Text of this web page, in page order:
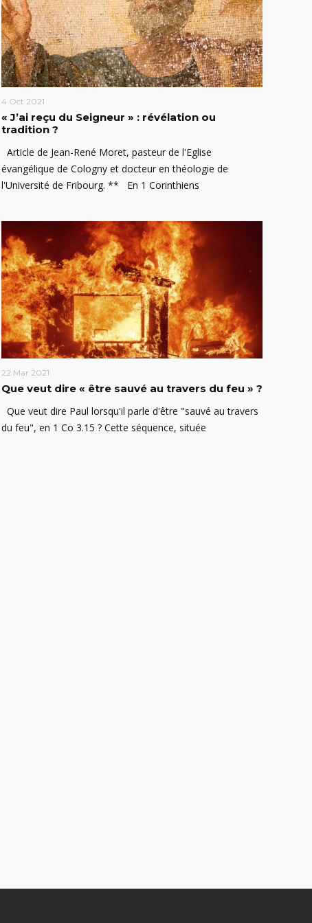
4 Oct 2021
« J’ai reçu du Seigneur » : révélation ou
tradition ?
Article de Jean-René Moret, pasteur de l'Eglise
évangélique de Cologny et docteur en théologie de
l'Université de Fribourg. ** En 1 Corinthiens
22 Mar 2021
Que veut dire « être sauvé au travers du feu » ?
Que veut dire Paul lorsqu'il parle d'être "sauvé au travers
du feu", en 1 Co 3.15 ? Cette séquence, située